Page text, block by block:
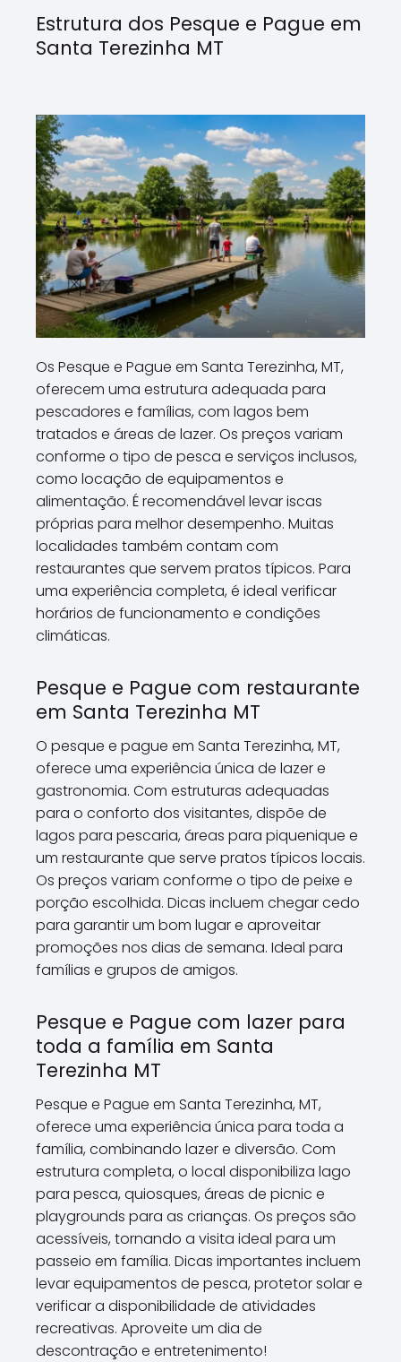
Estrutura dos Pesque e Pague em
Santa Terezinha MT
Os Pesque e Pague em Santa Terezinha, MT,
oferecem uma estrutura adequada para
pescadores e famílias, com lagos bem
tratados e áreas de lazer. Os preços variam
conforme o tipo de pesca e serviços inclusos,
como locação de equipamentos e
alimentação. É recomendável levar iscas
próprias para melhor desempenho. Muitas
localidades também contam com
restaurantes que servem pratos típicos. Para
uma experiência completa, é ideal verificar
horários de funcionamento e condições
climáticas.
Pesque e Pague com restaurante
em Santa Terezinha MT
O pesque e pague em Santa Terezinha, MT,
oferece uma experiência única de lazer e
gastronomia. Com estruturas adequadas
para o conforto dos visitantes, dispõe de
lagos para pescaria, áreas para piquenique e
um restaurante que serve pratos típicos locais.
Os preços variam conforme o tipo de peixe e
porção escolhida. Dicas incluem chegar cedo
para garantir um bom lugar e aproveitar
promoções nos dias de semana. Ideal para
famílias e grupos de amigos.
Pesque e Pague com lazer para
toda a família em Santa
Terezinha MT
Pesque e Pague em Santa Terezinha, MT,
oferece uma experiência única para toda a
família, combinando lazer e diversão. Com
estrutura completa, o local disponibiliza lago
para pesca, quiosques, áreas de picnic e
playgrounds para as crianças. Os preços são
acessíveis, tornando a visita ideal para um
passeio em família. Dicas importantes incluem
levar equipamentos de pesca, protetor solar e
verificar a disponibilidade de atividades
recreativas. Aproveite um dia de
descontração e entretenimento!